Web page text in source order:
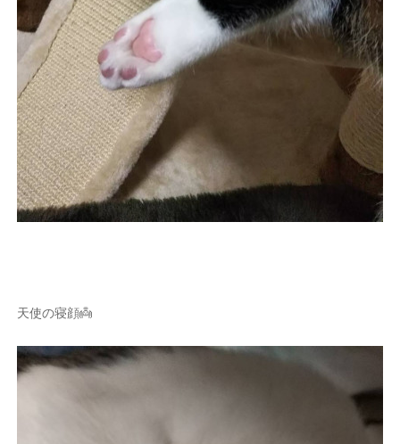
天使の寝顔👼